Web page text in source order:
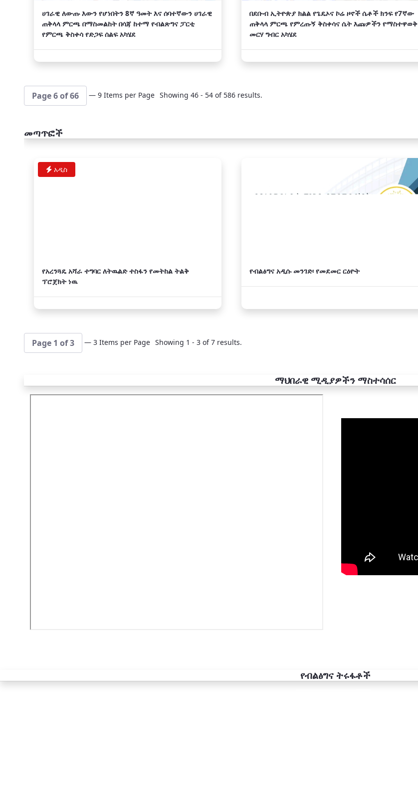
ሀገራዊ ለውጡ እውን የሆነበትን 8ኛ ዓመት እና ሰባተኛውን ሀገራዊ
ጠቅላላ ምርጫ በማስመልከት በሳጃ ከተማ የብልጽግና ፓርቲ
የምርጫ ቅስቀሳ የድጋፍ ሰልፍ አካሄደ
በደቡብ ኢትዮጵያ ክልል የጌዴኦና ኮሬ ዞኖች ሴቶች ክንፍ የ7ኛው
ጠቅላላ ምርጫ የምረጡኝ ቅስቀሳና ሴት እጩዎችን የማስተዋወቅ
መርሃ ግብር አካሄደ
Page 6 of 66 — 9 Items per Page Showing 46 - 54 of 586 results.
መጣጥፎች
አዲስ
የአረንጓዴ አሻራ ተግባር ለትዉልድ ተስፋን የመትከል ትልቅ
ፕሮጀክት ነዉ
የብልፅግና አዲሱ መንገድ፡ የመደመር ርዕዮት
Page 1 of 3 — 3 Items per Page Showing 1 - 3 of 7 results.
ማህበራዊ ሚዲያዎችን ማስተሳሰር
የብልፅግና ትሩፋቶች